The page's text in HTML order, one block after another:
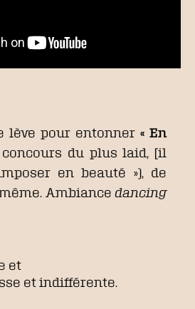
lève pour entonner « En
du plus laid, [il
en beauté »), de
Ambiance dancing
et
et indifférente.